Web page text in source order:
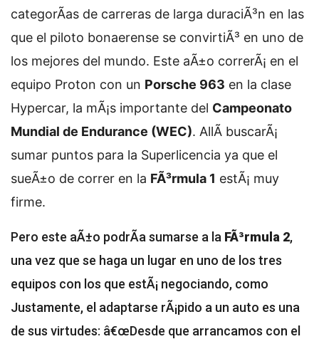
categorÃ­as de carreras de larga duraciÃ³n en las
que el piloto bonaerense se convirtiÃ³ en uno de
los mejores del mundo. Este aÃ±o correrÃ¡ en el
equipo Proton con un Porsche 963 en la clase
Hypercar, la mÃ¡s importante del Campeonato
Mundial de Endurance (WEC). AllÃ­ buscarÃ¡
sumar puntos para la Superlicencia ya que el
sueÃ±o de correr en la FÃ³rmula 1 estÃ¡ muy
firme.
Pero este aÃ±o podrÃ­a sumarse a la FÃ³rmula 2,
una vez que se haga un lugar en uno de los tres
equipos con los que estÃ¡ negociando, como
Justamente, el adaptarse rÃ¡pido a un auto es una
de sus virtudes: â€œDesde que arrancamos con el